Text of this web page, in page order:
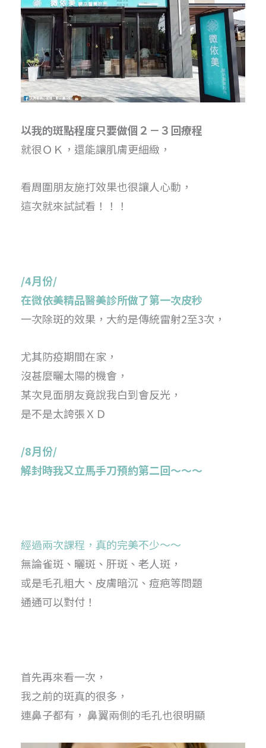
以我的斑點程度只要做個２－３回療程
就很ＯＫ，還能讓肌膚更細緻，
看周圍朋友施打效果也很讓人心動，
這次就來試試看！！！
/4月份/
在微依美精品醫美診所做了第一次皮秒
一次除斑的效果，大約是傳統雷射2至3次，
尤其防疫期間在家，
沒甚麼曬太陽的機會，
某次見面朋友竟說我白到會反光，
是不是太誇張ＸＤ
/8月份/
解封時我又立馬手刀預約第二回～～～
經過兩次課程 ，真的完美不少～～
無論雀斑、曬斑、肝斑、老人斑，
或是毛孔粗大、皮膚暗沉、痘疤等問題
通通可以對付！
首先再來看一次，
我之前的斑真的很多，
連鼻子都有， 鼻翼兩側的毛孔也很明顯